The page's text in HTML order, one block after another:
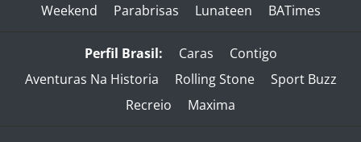
Weekend
Parabrisas Lunateen BATimes
Perfil Brasil: Caras
Contigo
Aventuras Na Historia
Rolling Stone
Sport Buzz
Recreio
Maxima